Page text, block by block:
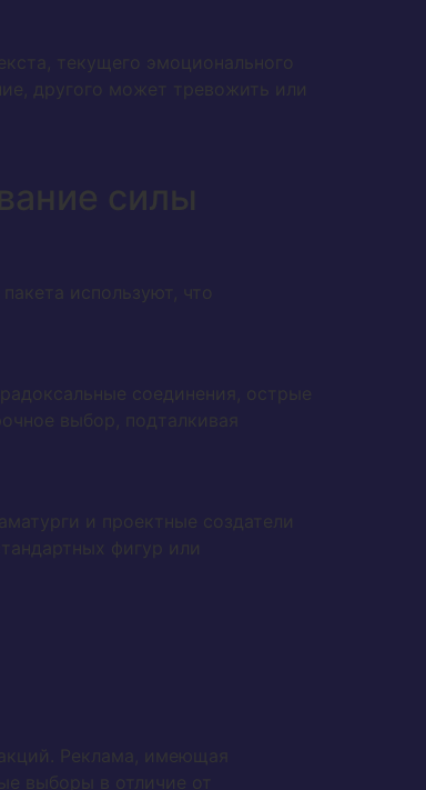
текущего эмоционального
другого может тревожить или
силы
используют, что
соединения, острые
выбор, подталкивая
и проектные создатели
фигур или
Реклама, имеющая
выборы в отличие от